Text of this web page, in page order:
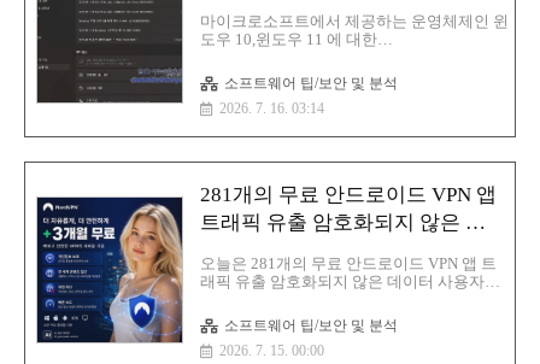
안티바이러스 이 탐지하기가 어려워지며 또
한 악성코드는 백그라운드에서 실행되어 사
용자로부터 자신을 숨길 수 있습니다.데이터
마이크로소프트에서 제공하는 운영체제인 윈
도우 10,윈도우 11 에 대한
이트가 진행이 되었습니다.이번 보안 업데이트
는 취약점 1건을 포함하여 총 570건의 취약점
을 수정했습니다.254 권한 상승 취약점17가지
스 거부 취약점16가지 스푸핑 취약점 이 수정이
되었습니다.Windows 10 KB5099539 신기능
OLE 자동화(알려진 문제) 수정됨: 2026년 6월
보안 업데이트로 인해 발생한 OLE 자동화
(oleaut32.dll)의 호환성 문제를 해결합니다.같
은 기본 저장소를 공유하는 BYREF 매개변수를
사용하여 COM 메서드를 호출하기 위해 IDis..
소프트웨어 팁/보안 및 분석
2026. 7. 16. 03:14
281개의 무료 안드로이드 VPN 앱
트래픽 유출 암호화되지 않은 데
오늘은 281개의 무료 안드로이드 VPN 앱 트
래픽 유출 암호화되지 않은 데이터 사용자
어 보겠습니다.연구원들은 구글 플레이 스토
어에서 가장 인기 있는 무료 VPN 앱 281개를
새로운 테스트 시스템으로 분석한 결과 많은
소프트웨어 팁/보안 및 분석
2026. 7. 15. 00:00